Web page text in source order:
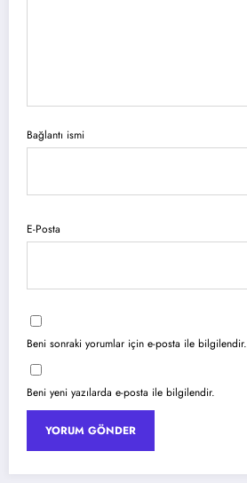
Bağlantı ismi
E-Posta
Beni sonraki yorumlar için e-posta ile bilgilendir.
Beni yeni yazılarda e-posta ile bilgilendir.